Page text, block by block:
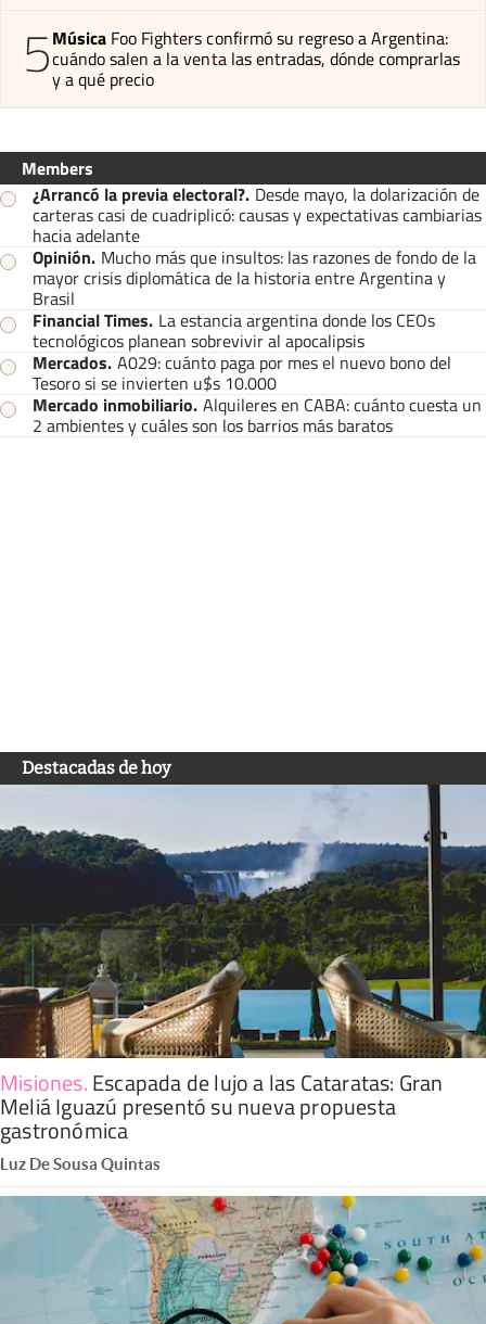
5Música Foo Fighters confirmó su regreso a Argentina:
cuándo salen a la venta las entradas, dónde comprarlas
y a qué precio
Members
¿Arrancó la previa electoral?. Desde mayo, la dolarización de
carteras casi de cuadriplicó: causas y expectativas cambiarias
hacia adelante
Opinión. Mucho más que insultos: las razones de fondo de la
mayor crisis diplomática de la historia entre Argentina y
Brasil
Financial Times. La estancia argentina donde los CEOs
tecnológicos planean sobrevivir al apocalipsis
Mercados. A029: cuánto paga por mes el nuevo bono del
Tesoro si se invierten u$s 10.000
Mercado inmobiliario. Alquileres en CABA: cuánto cuesta un
2 ambientes y cuáles son los barrios más baratos
Destacadas de hoy
Misiones.Escapada de lujo a las Cataratas: Gran
Meliá Iguazú presentó su nueva propuesta
gastronómica
Luz De Sousa Quintas